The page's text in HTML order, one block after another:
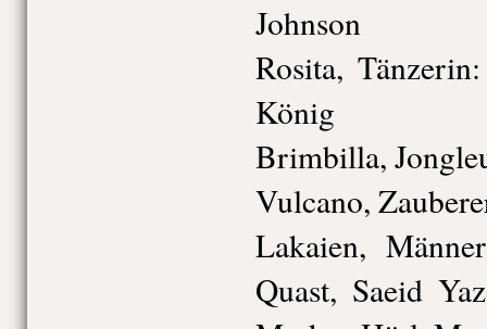
Johnson
Rosita,
König
Brimbilla,
Vulcano,
Lakaien,
Quast, Saeid